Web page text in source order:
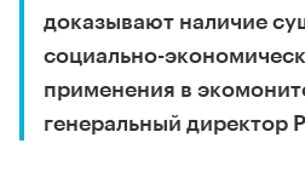
доказывают наличие
социально-
применения в
генеральный директор